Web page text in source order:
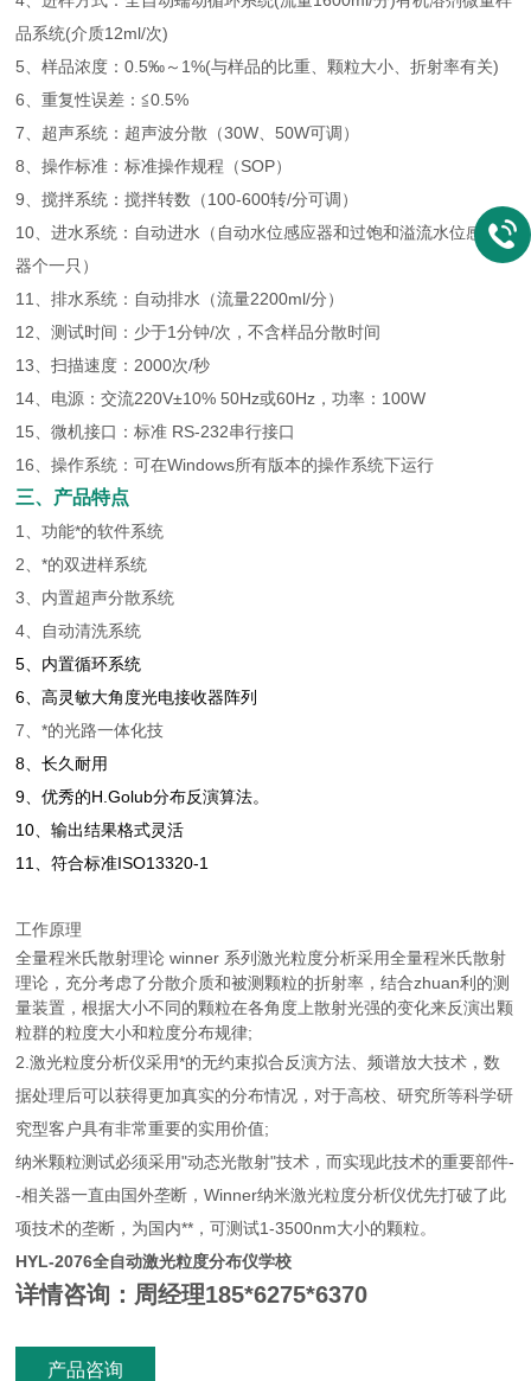
品系统(介质12ml/次)
5、样品浓度：0.5‰～1%(与样品的比重、颗粒大小、折射率有关)
6、重复性误差：≦0.5%
7、超声系统：超声波分散（30W、50W可调）
8、操作标准：标准操作规程（SOP）
9、搅拌系统：搅拌转数（100-600转/分可调）
10、进水系统：自动进水（自动水位感应器和过饱和溢流水位感应
器个一只）
11、排水系统：自动排水（流量2200ml/分）
12、测试时间：少于1分钟/次，不含样品分散时间
13、扫描速度：2000次/秒
14、电源：交流220V±10% 50Hz或60Hz，功率：100W
15、微机接口：标准 RS-232串行接口
16、操作系统：可在Windows所有版本的操作系统下运行
三、产品特点
1、功能*的软件系统
2、*的双进样系统
3、内置超声分散系统
4、自动清洗系统
5、内置循环系统
6、高灵敏大角度光电接收器阵列
7、*的光路一体化技
8、长久耐用
9、优秀的H.Golub分布反演算法。
10、输出结果格式灵活
11、符合标准ISO13320-1
工作原理
全量程米氏散射理论 winner 系列激光粒度分析采用全量程米氏散射
理论，充分考虑了分散介质和被测颗粒的折射率，结合zhuan利的测
量装置，根据大小不同的颗粒在各角度上散射光强的变化来反演出颗
粒群的粒度大小和粒度分布规律;
2.激光粒度分析仪采用*的无约束拟合反演方法、频谱放大技术，数
据处理后可以获得更加真实的分布情况，对于高校、研究所等科学研
究型客户具有非常重要的实用价值;
纳米颗粒测试必须采用"动态光散射"技术，而实现此技术的重要部件-
-相关器一直由国外垄断，Winner纳米激光粒度分析仪优先打破了此
项技术的垄断，为国内**，可测试1-3500nm大小的颗粒。
HYL-2076全自动激光粒度分布仪学校
详情咨询：周经理185*6275*6370
产品咨询